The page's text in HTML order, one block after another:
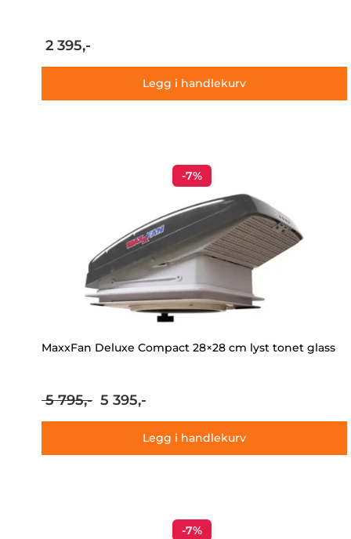
2 395,-
Legg i handlekurv
-7%
MaxxFan Deluxe Compact 28×28 cm lyst tonet glass
5 795,- Opprinnelig
pris
5
5 395,-
pris
er:
5
Legg i handlekurv
-7%